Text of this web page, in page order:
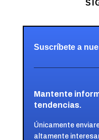
Suscríbete a
Mantente
tendencias.
Únicamente
altamente